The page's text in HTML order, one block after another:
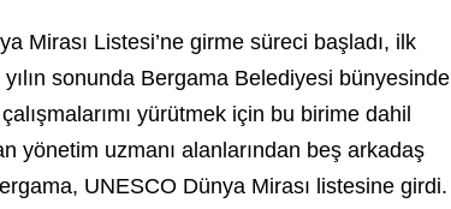
Mirası Listesi’ne girme süreci başladı, ilk
sonunda Bergama Belediyesi bünyesinde
yürütmek için bu birime dahil
yönetim uzmanı alanlarından beş arkadaş
UNESCO Dünya Mirası listesine girdi.